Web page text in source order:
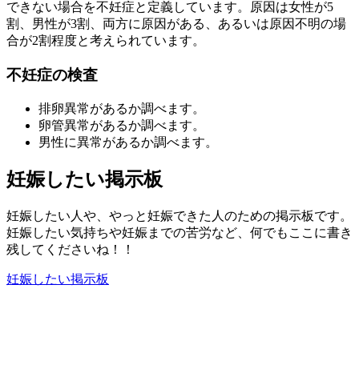
できない場合を不妊症と定義しています。原因は女性が5
割、男性が3割、両方に原因がある、あるいは原因不明の場
合が2割程度と考えられています。
不妊症の検査
排卵異常があるか調べます。
卵管異常があるか調べます。
男性に異常があるか調べます。
妊娠したい掲示板
妊娠したい人や、やっと妊娠できた人のための掲示板です。
妊娠したい気持ちや妊娠までの苦労など、何でもここに書き
残してくださいね！！
妊娠したい掲示板